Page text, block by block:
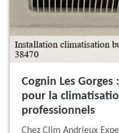
Cognin Les
pour la
professionnels
Chez Clim Andrieux